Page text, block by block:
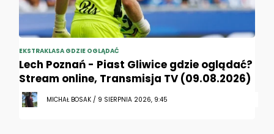
EKSTRAKLASA GDZIE OGLĄDAĆ
Lech Poznań - Piast Gliwice gdzie oglądać?
Stream online, Transmisja TV (09.08.2026)
MICHAŁ BOSAK / 9 SIERPNIA 2026, 9:45